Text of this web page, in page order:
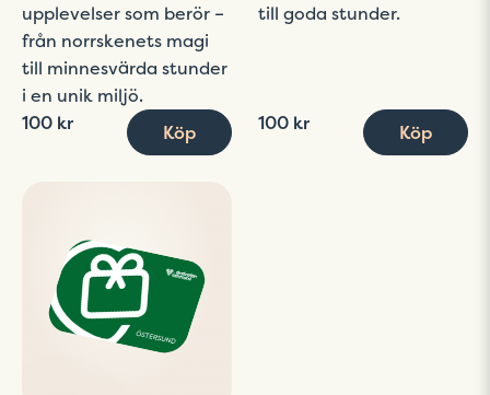
upplevelser som berör –
från norrskenets magi
till minnesvärda stunder
i en unik miljö.
100 kr Köp
till goda stunder.
100 kr Köp